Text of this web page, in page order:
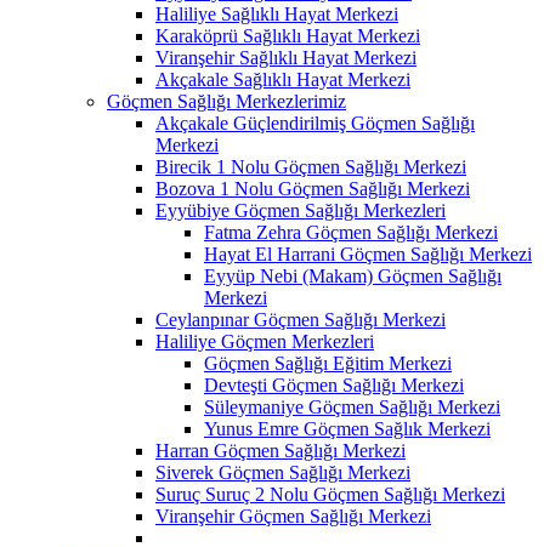
Haliliye Sağlıklı Hayat Merkezi
Karaköprü Sağlıklı Hayat Merkezi
Viranşehir Sağlıklı Hayat Merkezi
Akçakale Sağlıklı Hayat Merkezi
Göçmen Sağlığı Merkezlerimiz
Akçakale Güçlendirilmiş Göçmen Sağlığı
Merkezi
Birecik 1 Nolu Göçmen Sağlığı Merkezi
Bozova 1 Nolu Göçmen Sağlığı Merkezi
Eyyübiye Göçmen Sağlığı Merkezleri
Fatma Zehra Göçmen Sağlığı Merkezi
Hayat El Harrani Göçmen Sağlığı Merkezi
Eyyüp Nebi (Makam) Göçmen Sağlığı
Merkezi
Ceylanpınar Göçmen Sağlığı Merkezi
Haliliye Göçmen Merkezleri
Göçmen Sağlığı Eğitim Merkezi
Devteşti Göçmen Sağlığı Merkezi
Süleymaniye Göçmen Sağlığı Merkezi
Yunus Emre Göçmen Sağlık Merkezi
Harran Göçmen Sağlığı Merkezi
Siverek Göçmen Sağlığı Merkezi
Suruç Suruç 2 Nolu Göçmen Sağlığı Merkezi
Viranşehir Göçmen Sağlığı Merkezi